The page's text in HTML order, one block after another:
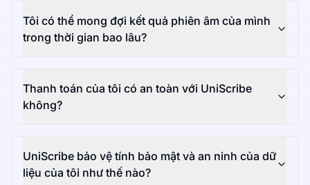
Tôi có thể mong đợi kết quả phiên âm của mình
trong thời gian bao lâu?
Thanh toán của tôi có an toàn với UniScribe
không?
UniScribe bảo vệ tính bảo mật và an ninh của dữ
liệu của tôi như thế nào?